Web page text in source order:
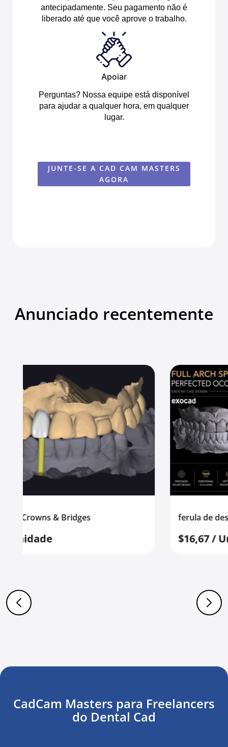
antecipadamente. Seu pagamento não é
liberado até que você aprove o trabalho.
Apoiar
Perguntas? Nossa equipe está disponível
para ajudar a qualquer hora, em qualquer
lugar.
JUNTE-SE A CAD CAM MASTERS
AGORA
Anunciado recentemente
ferula de descarga
$16,67 / Unidade
CadCam Masters para Freelancers
do Dental Cad